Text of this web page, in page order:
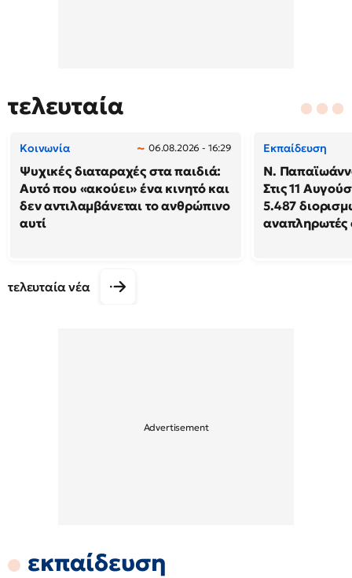
τελευταία
Κοινωνία 06.08.2026 - 16:29
Ψυχικές διαταραχές στα παιδιά:
Αυτό που «ακούει» ένα κινητό και
δεν αντιλαμβάνεται το ανθρώπινο
αυτί
Εκπαίδευση
N.
Στις 11
5.487
τελευταία νέα
εκπαίδευση